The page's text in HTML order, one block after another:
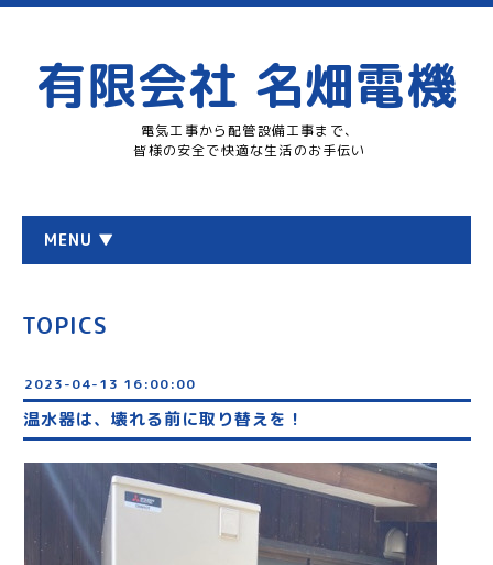
有限会社 名畑電機
電気工事から配管設備工事まで、
皆様の安全で快適な生活のお手伝い
MENU ▼
TOPICS
2023-04-13 16:00:00
温水器は、壊れる前に取り替えを！